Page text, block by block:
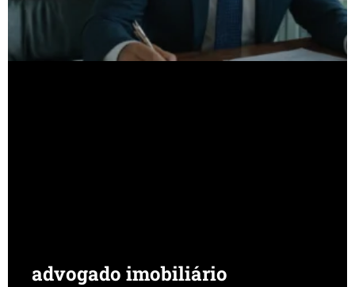
advogado imobiliário